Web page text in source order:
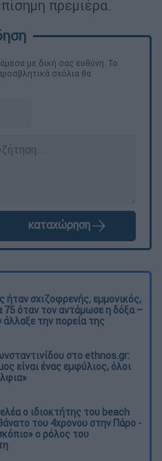
πρεμιέρα.
με δική σας ευθύνη. Το
σχόλια θα
καταχώρηση
ήταν σχιζοφρενής, εμμονικός,
75 όταν τον αντάμωσε η δόξα –
άλλαξε την πορεία της
στο ethnos.gr:
είναι ένας εμφύλιος, όλοι
ο ιδιοκτήτης του beach
του 4χρονου στην Πάρο -
ο ρόλος του